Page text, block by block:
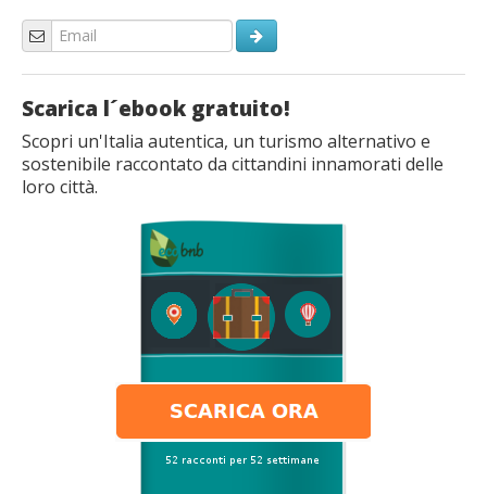
Scarica l´ebook gratuito!
Scopri un'Italia autentica, un turismo alternativo e
sostenibile raccontato da cittandini innamorati delle
loro città.